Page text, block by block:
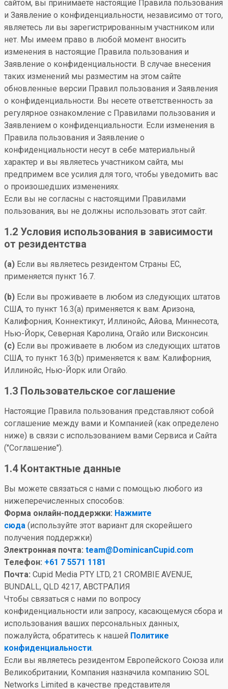
сайтом, вы принимаете настоящие Правила пользования
и Заявление о конфиденциальности, независимо от того,
являетесь ли вы зарегистрированным участником или
нет. Мы имеем право в любой момент вносить
изменения в настоящие Правила пользования и
Заявление о конфиденциальности. В случае внесения
таких изменений мы разместим на этом сайте
обновленные версии Правил пользования и Заявления
о конфиденциальности. Вы несете ответственность за
регулярное ознакомление с Правилами пользования и
Заявлением о конфиденциальности. Если изменения в
Правила пользования и Заявление о
конфиденциальности несут в себе материальный
характер и вы являетесь участником сайта, мы
предпримем все усилия для того, чтобы уведомить вас
о произошедших изменениях.
Если вы не согласны с настоящими Правилами
пользования, вы не должны использовать этот сайт.
1.2 Условия использования в зависимости
от резидентства
(a) Если вы являетесь резидентом Страны ЕС,
применяется пункт 16.7.
(b) Если вы проживаете в любом из следующих штатов
США, то пункт 16.3(a) применяется к вам: Аризона,
Калифорния, Коннектикут, Иллинойс, Айова, Миннесота,
Нью-Йорк, Северная Каролина, Огайо или Висконсин.
(c) Если вы проживаете в любом из следующих штатов
США, то пункт 16.3(b) применяется к вам: Калифорния,
Иллинойс, Нью-Йорк или Огайо.
1.3 Пользовательское соглашение
Настоящие Правила пользования представляют собой
соглашение между вами и Компанией (как определено
ниже) в связи с использованием вами Сервиса и Сайта
("Соглашение").
1.4 Контактные данные
Вы можете связаться с нами с помощью любого из
нижеперечисленных способов:
Форма онлайн-поддержки: Нажмите
сюда (используйте этот вариант для скорейшего
получения поддержки)
Электронная почта: team@DominicanCupid.com
Телефон: +61 7 5571 1181
Почта: Cupid Media PTY LTD, 21 CROMBIE AVENUE,
BUNDALL, QLD 4217, АВСТРАЛИЯ
Чтобы связаться с нами по вопросу
конфиденциальности или запросу, касающемуся сбора и
использования ваших персональных данных,
пожалуйста, обратитесь к нашей Политике
конфиденциальности.
Если вы являетесь резидентом Европейского Союза или
Великобритании, Компания назначила компанию SOL
Networks Limited в качестве представителя